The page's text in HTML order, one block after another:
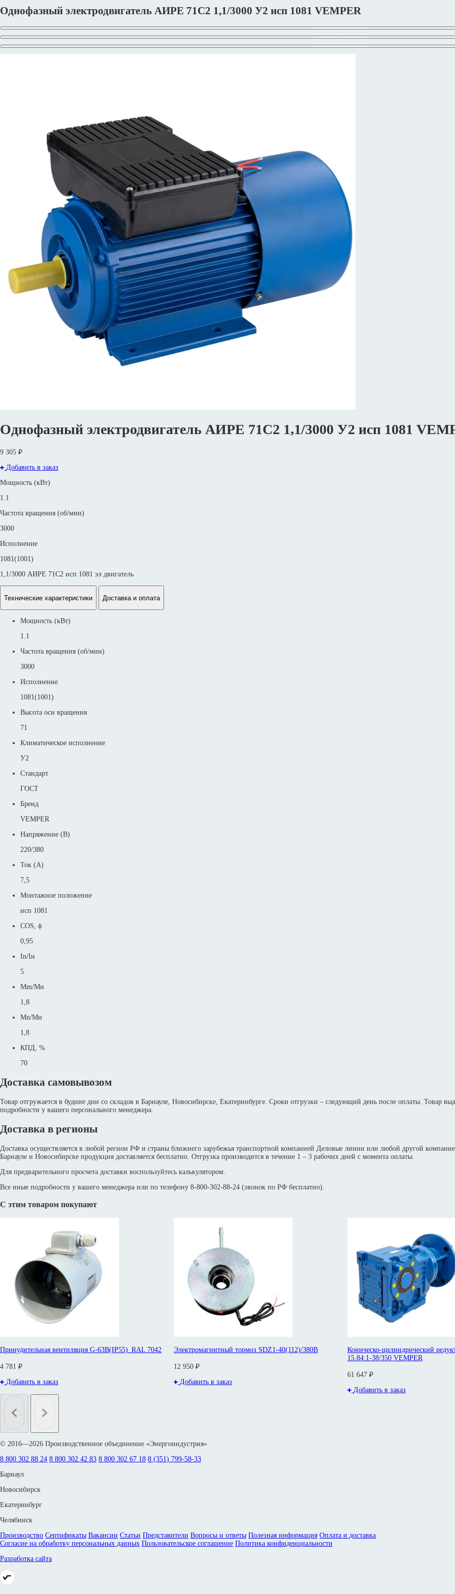
Однофазный электродвигатель АИРЕ 71С2 1,1/3000 У2 исп 1081 VEMPER
Однофазный электродвигатель АИРЕ 71С2 1,1/3000 У2 исп 1081
9 305 ₽
Добавить в заказ
Мощность (кВт)
1.1
Частота вращения (об/мин)
3000
Исполнение
1081(1001)
1,1/3000 АИРЕ 71С2 исп 1081 эл двигатель
Технические характеристики Доставка и оплата
Мощность (кВт)
1.1
Частота вращения (об/мин)
3000
Исполнение
1081(1001)
Высота оси вращения
71
Климатическое исполнение
У2
Стандарт
ГОСТ
Бренд
VEMPER
Напряжение (В)
220/380
Ток (А)
7,5
Монтажное положение
исп 1081
COS, ϕ
0,95
In/Iн
5
Mm/Mн
1,8
Mn/Mн
1,8
КПД, %
70
Доставка самовывозом
Товар отгружается в будние дни со складов в Барнауле, Новосибирске, Екатеринбурге. Сроки отгрузки – следующий день после оплаты. Товар
подробности у вашего персонального менеджера.
Доставка в регионы
Доставка осуществляется в любой регион РФ и страны ближнего зарубежья транспортной компанией Деловые линии или любой другой
Барнауле и Новосибирске продукция доставляется бесплатно. Отгрузка производится в течение 1 – 3 рабочих дней с момента оплаты.
Для предварительного просчета доставки воспользуйтесь калькулятором.
Все иные подробности у вашего менеджера или по телефону 8-800-302-88-24 (звонок по РФ бесплатно).
С этим товаром покупают
Принудительная вентиляция G-63B(IP55)_RAL 7042
4 781 ₽
Добавить в заказ
Электромагнитный тормоз SDZ1-40(112)/380В
12 950 ₽
Добавить в заказ
Коническо-цилиндрический
15.84:1-38/350 VEMPER
61 647 ₽
Добавить в заказ
© 2016—2026 Производственное объединение «Энергоиндустрия»
8 800 302 88 24 8 800 302 42 83 8 800 302 67 18 8 (351) 799-58-33
Барнаул
Новосибирск
Екатеринбург
Челябинск
Производство Сертификаты Вакансии Статьи Представители Вопросы и ответы Полезная информация Оплата и доставка
Согласие на обработку персональных данных Пользовательское соглашение Политика конфиденциальности
Разработка сайта